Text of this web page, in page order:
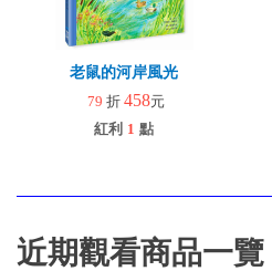
老鼠的河岸風光
79 折 458元
紅利 1 點
近期觀看商品一覽